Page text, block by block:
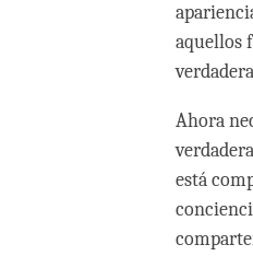
aquellos
Ahora
está